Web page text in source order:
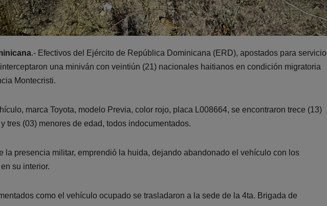
.- Efectivos del Ejército de República Dominicana (ERD), apostados para servicio
una miniván con veintiún (21) nacionales haitianos en condición migratoria
Montecristi.
marca Toyota, modelo Previa, color rojo, placa L008664, se encontraron trece (13)
tres (03) menores de edad, todos indocumentados.
la presencia militar, emprendió la huida, dejando abandonado el vehículo con los
su interior.
como el vehículo ocupado se trasladaron a la sede de la 4ta. Brigada de